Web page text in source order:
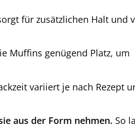
für zusätzlichen Halt und
Muffins genügend Platz, um
variiert je nach Rezept
aus der Form nehmen. So